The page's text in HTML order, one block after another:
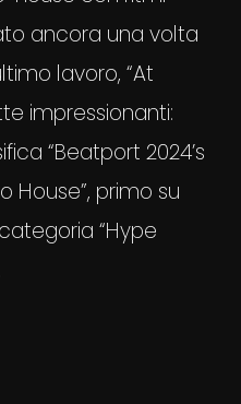
ancora una volta
lavoro, “At
impressionanti:
“Beatport 2024’s
House”, primo su
“Hype